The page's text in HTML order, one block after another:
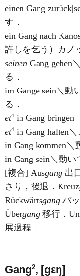
einen Gang
す．
ein Gang nach
許しを乞う）カノ
seinen Gang gehen
る．
im Gange sein＼
る．
et4 in Gang bringen
et4 in Gang halten
in Gang kommen＼
in Gang sein＼動
[複合] Ausgang 出
さり，後退．Kreuz
Rückwärtsgang バ
Übergang 移行．
展過程．
Gang2, [ɡεŋ]